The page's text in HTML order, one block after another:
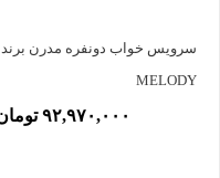
سرویس خواب دونفره مدرن برند
MELODY
۹۲,۹۷۰,۰۰۰ تومان